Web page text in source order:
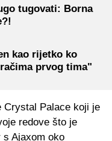
tugovati: Borna
kao rijetko ko
prvog tima"
Crystal Palace koji je
redove što je
s Ajaxom oko